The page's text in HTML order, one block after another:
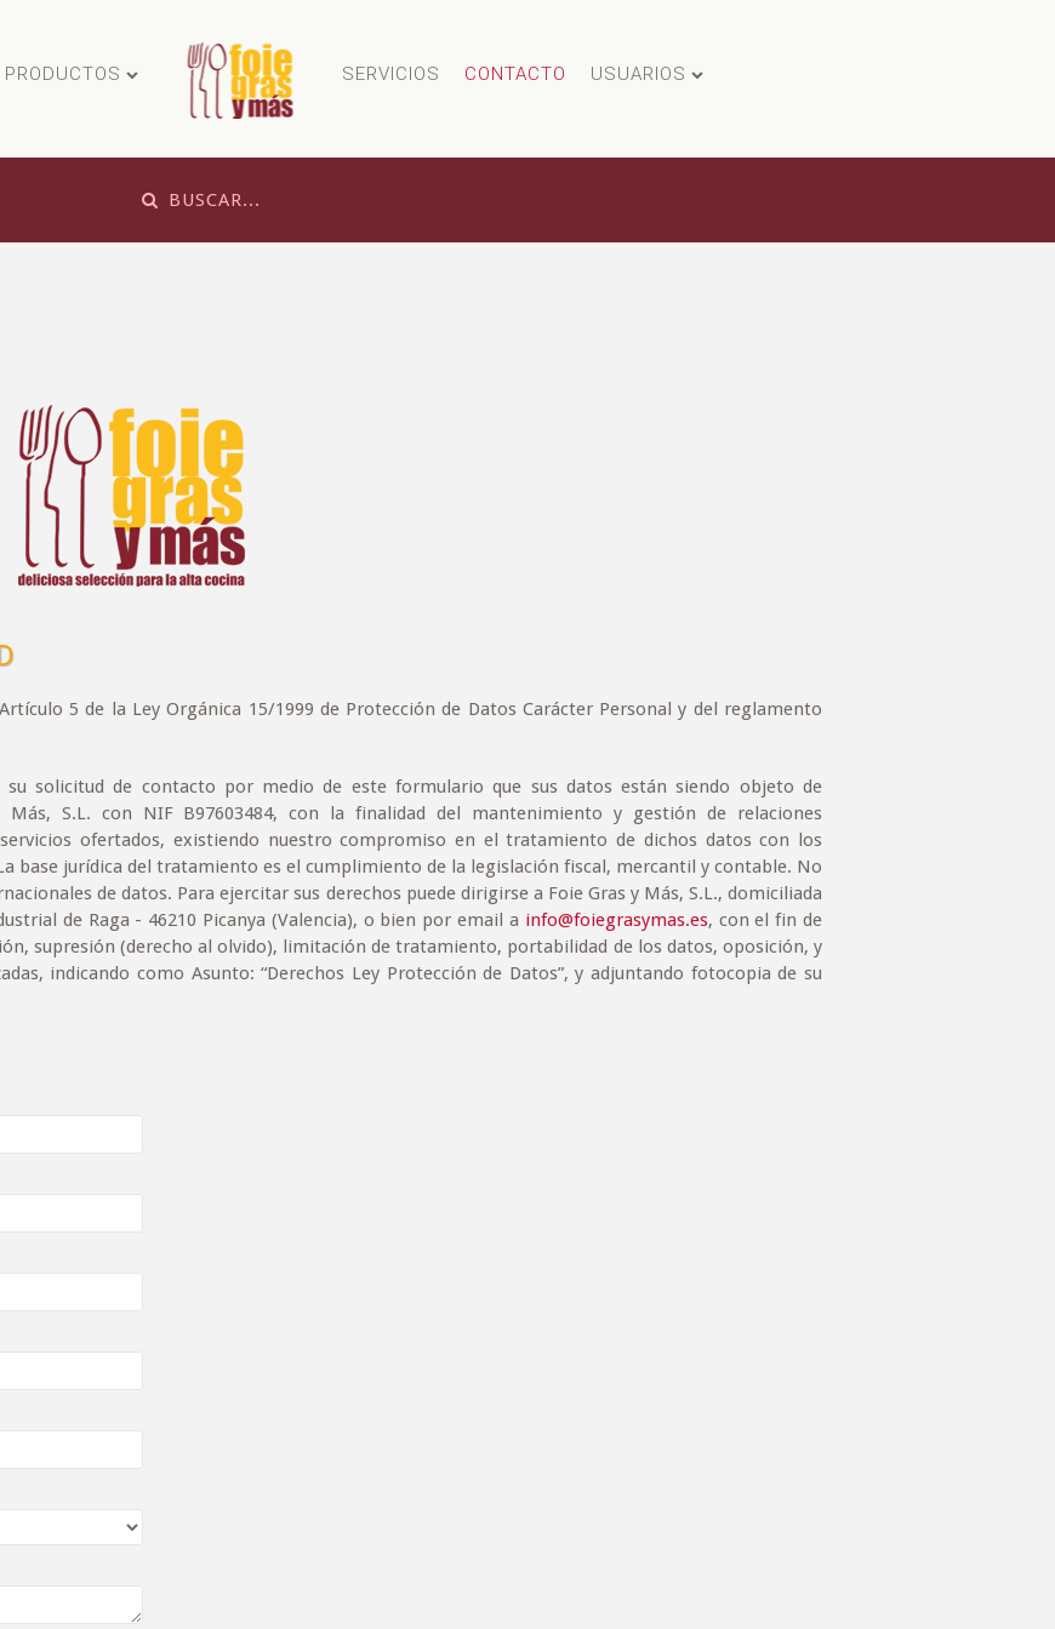
PRODUCTOS SERVICIOS CONTACTO USUARIOS
5 de la Ley Orgánica 15/1999 de Protección de Datos Carácter Personal y del reglamento
solicitud de contacto por medio de este formulario que sus datos están siendo objeto de
S.L. con NIF B97603484, con la finalidad del mantenimiento y gestión de relaciones
ofertados, existiendo nuestro compromiso en el tratamiento de dichos datos con los
base jurídica del tratamiento es el cumplimiento de la legislación fiscal, mercantil y contable. No
de datos. Para ejercitar sus derechos puede dirigirse a Foie Gras y Más, S.L., domiciliada
de Raga - 46210 Picanya (Valencia), o bien por email a info@foiegrasymas.es, con el fin de
supresión (derecho al olvido), limitación de tratamiento, portabilidad de los datos, oposición, y
indicando como Asunto: “Derechos Ley Protección de Datos”, y adjuntando fotocopia de su